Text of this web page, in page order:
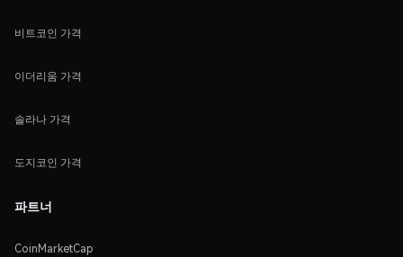
비트코인 가격
이더리움 가격
솔라나 가격
도지코인 가격
파트너
CoinMarketCap